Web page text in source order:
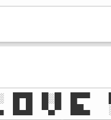
█▀█ █░█ █▀▀
█▄█ ▀▄▀ ██▄